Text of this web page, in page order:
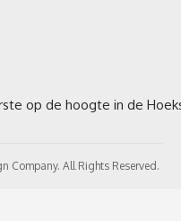
Company. All Rights Reserved.